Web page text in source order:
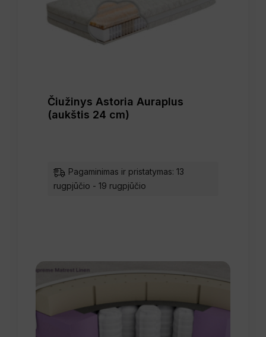
Čiužinys Astoria Auraplus
(aukštis 24 cm)
Pagaminimas ir pristatymas: 13
rugpjūčio - 19 rugpjūčio